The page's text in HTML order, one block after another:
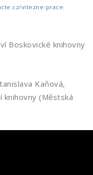
vitezne-prace-
Boskovické knihovny
Kaňová,
knihovny (Městská